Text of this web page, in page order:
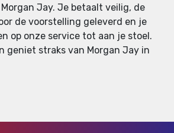
Jay. Je betaalt veilig, de
de voorstelling geleverd en je
op onze service tot aan je stoel.
geniet straks van Morgan Jay in